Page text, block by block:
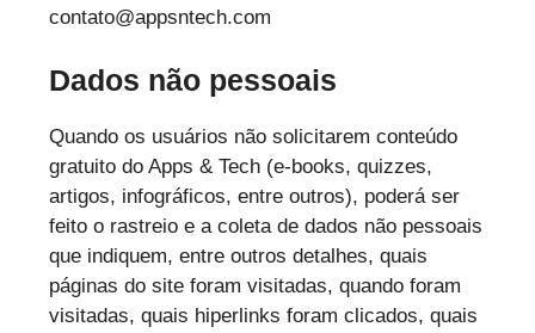
contato@appsntech.com
Dados não pessoais
Quando os usuários não solicitarem conteúdo
gratuito do Apps & Tech (e-books, quizzes,
artigos, infográficos, entre outros), poderá ser
feito o rastreio e a coleta de dados não pessoais
que indiquem, entre outros detalhes, quais
páginas do site foram visitadas, quando foram
visitadas, quais hiperlinks foram clicados, quais